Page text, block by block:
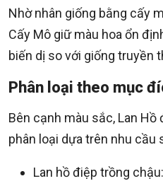
Nhờ nhân giống bằng cấy
Cấy Mô giữ màu hoa ổn
biến dị so với giống truyền
Phân loại theo mục
Bên cạnh màu sắc, Lan
phân loại dựa trên nhu cầu
Lan hồ điệp trồng